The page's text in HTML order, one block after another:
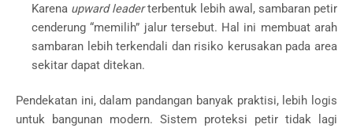
Karena upward leaderterbentuk lebih awal, sambaran petir
cenderung “memilih” jalur tersebut. Hal ini membuat arah
sambaran lebih terkendali dan risiko kerusakan pada area
sekitar dapat ditekan.
Pendekatan ini, dalam pandangan banyak praktisi, lebih logis
untuk bangunan modern. Sistem proteksi petir tidak lagi